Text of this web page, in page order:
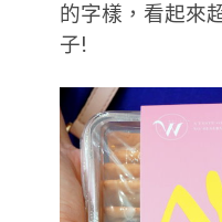
的字樣，看起來
子!